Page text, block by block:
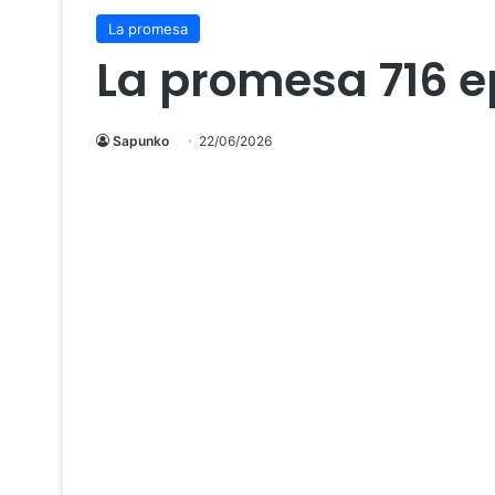
La promesa
La promesa 716
Sapunko 22/06/2026